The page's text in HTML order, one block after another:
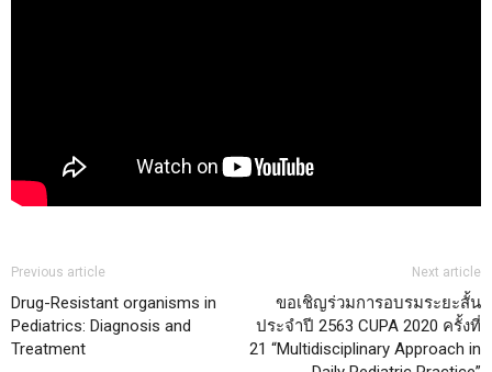
Previous article
Drug-Resistant organisms in
Pediatrics: Diagnosis and
Treatment
Next article
ขอเชิญร่วมการอบรมระยะสั้น
ประจำปี 2563 CUPA 2020 ครั้งที่
21 “Multidisciplinary Approach in